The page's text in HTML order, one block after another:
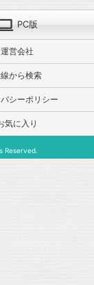
PC版
運営会社
から検索
シーポリシー
気に入り
Reserved.